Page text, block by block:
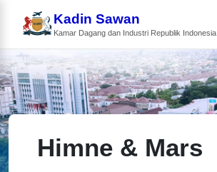
Kadin Sawan
Kamar Dagang dan Industri Republik Indonesia
Himne & Mars